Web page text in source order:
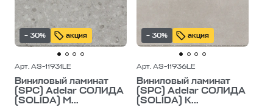
– 30% акция
Арт. AS-11931LE
Виниловый ламинат
(SPC) Adelar СОЛИДА
(SOLIDA) М...
– 30% акция
Арт. AS-11936LE
Виниловый ламинат
(SPC) Adelar СОЛИДА
(SOLIDA) К...